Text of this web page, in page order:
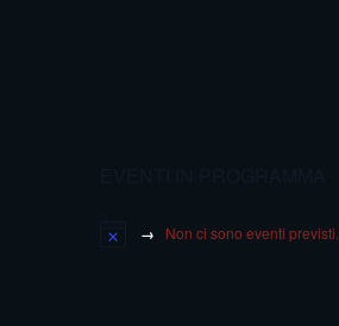
Non ci sono eventi previsti.